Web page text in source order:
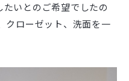
いとのご希望でしたの
クローゼット、洗面を一